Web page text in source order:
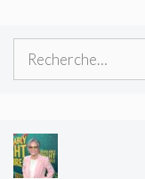
Rechercher :